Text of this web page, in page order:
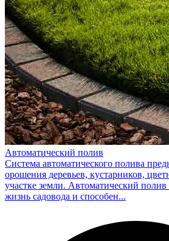
Автоматический полив
Система автоматического полива
орошения деревьев, кустарников,
участке земли. Автоматический полив
жизнь садовода и способен...